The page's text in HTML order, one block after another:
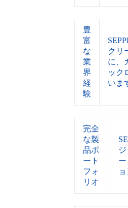
豊
富
な
業
界
経
験
クリ
に、
ック
いま
完全
な製
品ポ
ート
フォ
リオ